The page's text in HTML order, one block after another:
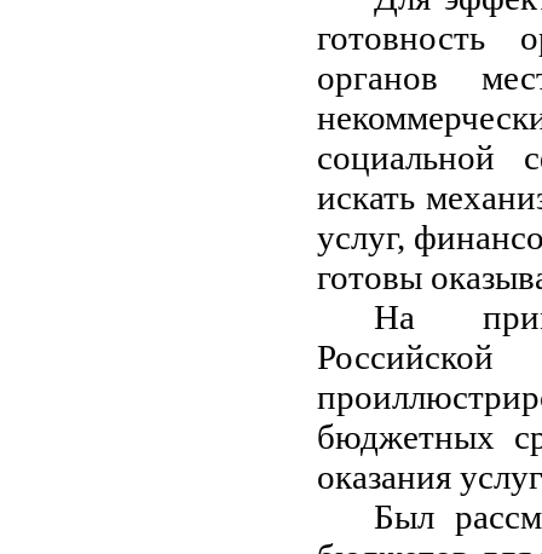
готовность
органов
социальной
искать
услуг,
готовы
На
бюджетных
оказания
Был